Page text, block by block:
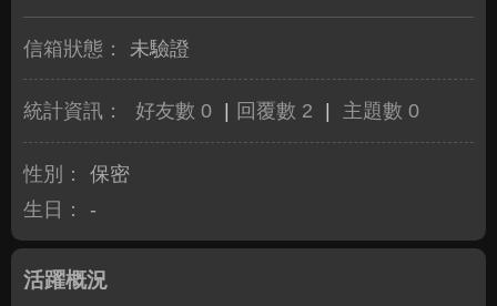
信箱狀態： 未驗證
統計資訊： 好友數 0 回覆數 2 主題數 0
性別：
保密
生日：
-
活躍概況